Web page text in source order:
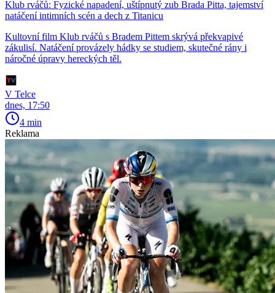
Klub rváčů: Fyzické napadení, uštípnutý zub Brada Pitta, tajemství
natáčení intimních scén a dech z Titanicu
Kultovní film Klub rváčů s Bradem Pittem skrývá překvapivé
zákulisí. Natáčení provázely hádky se studiem, skutečné rány i
náročné úpravy hereckých těl.
V Telce
dnes, 17:50
4 min
Reklama